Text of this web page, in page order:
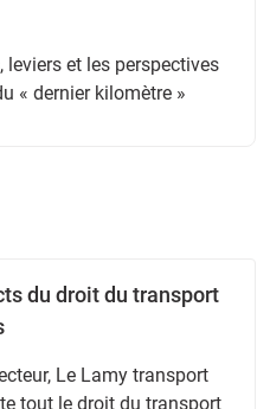
leviers et les perspectives
« dernier kilomètre »
du droit du transport
Le Lamy transport
tout le droit du transport